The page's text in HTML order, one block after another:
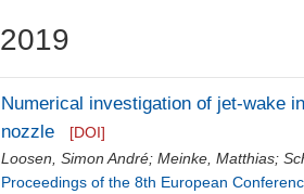
2019
Numerical investigation of jet-wake
nozzle
[DOI]
Loosen, Simon André;Meinke, Matthias;
Proceedings of the 8th European